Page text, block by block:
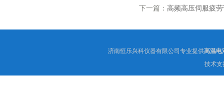
下一篇： 高频高压伺服疲
济南恒乐兴科仪器有限公司专业提供高温电
技术支